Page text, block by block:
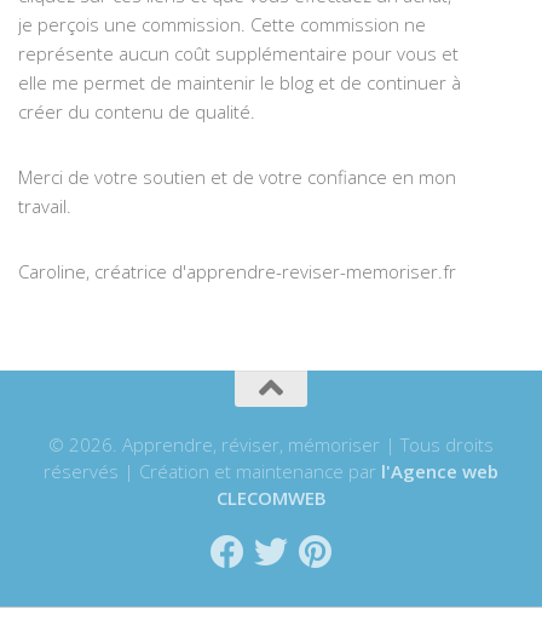
je perçois une commission. Cette commission ne
représente aucun coût supplémentaire pour vous et
elle me permet de maintenir le blog et de continuer à
créer du contenu de qualité.
Merci de votre soutien et de votre confiance en mon
travail.
Caroline, créatrice d'apprendre-reviser-memoriser.fr
© 2026. Apprendre, réviser, mémoriser | Tous droits
réservés | Création et maintenance par l'Agence web
CLECOMWEB